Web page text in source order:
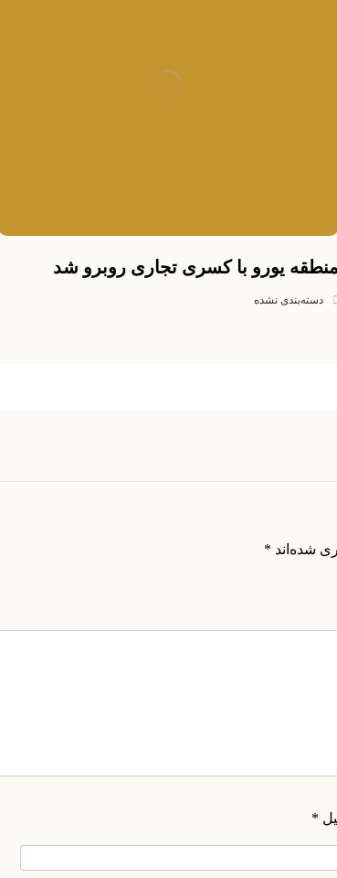
منطقه یورو با کسری تجاری روبرو شد
دسته‌بندی نشده
شده‌اند *
*
۰۲۱-۸۸۲۰۲۷۱۱-۲